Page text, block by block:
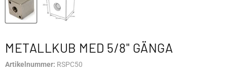
METALLKUB MED 5/8" GÄNGA
Artikelnummer: RSPC50